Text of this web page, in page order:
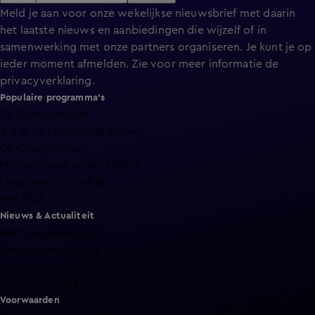
Meld je aan voor onze wekelijkse nieuwsbrief met daarin
het laatste nieuws en aanbiedingen die wijzelf of in
samenwerking met onze partners organiseren. Je kunt je op
ieder moment afmelden. Zie voor meer informatie de
privacyverklaring.
Populaire programma's
De Bondgenoten
A.S.S. - Anti Survival Show
De Oranjezomer
Mi Dushi: wat is dan liefde?
Lang Leve de Liefde
Het Blok
Nieuws & Actualiteit
Voorwaarden